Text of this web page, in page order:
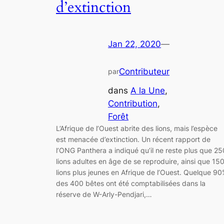
d’extinction
Jan 22, 2020—
parContributeur
dans A la Une
Contribution
Forêt
L’Afrique de l’Ouest abrite des lions, mais l’espèce
est menacée d’extinction. Un récent rapport de
l’ONG Panthera a indiqué qu’il ne reste plus que
lions adultes en âge de se reproduire, ainsi que 150
lions plus jeunes en Afrique de l’Ouest. Quelque
des 400 bêtes ont été comptabilisées dans la
réserve de W-Arly-Pendjari,…